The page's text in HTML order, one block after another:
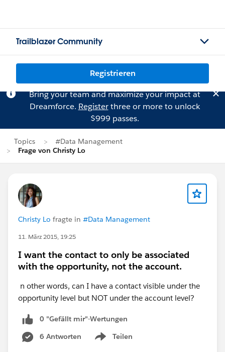
Trailblazer Community
Registrieren
Bring your team and maximize your impact at
Dreamforce. Registerthree or more to unlock
$999 passes.
Topics
#Data Management
Frage von Christy Lo
Christy Lo fragte in #Data Management
11. März 2015, 19:25
I want the contact to only be associated
with the opportunity, not the account.
n other words, can I have a contact visible under the
opportunity level but NOT under the account level?
0 "Gefällt mir"-Wertungen
6 Antworten
Teilen
Show menu